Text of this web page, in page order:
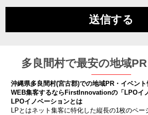
多良間村で最安の地域
沖縄県多良間村(宮古郡)での地域PR・イベン
WEB集客するならFirstInnovationの「LPOイ
LPOイノベーションとは
LPとはネット集客に特化した縦長の1枚のペー